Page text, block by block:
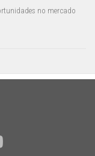
no mercado